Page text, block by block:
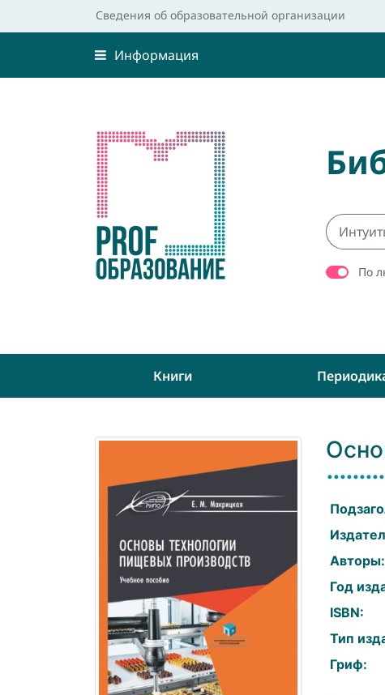
Сведения об образовательной организации
Информация
По
Книги
Авторы:
Год
ISBN:
Тип
Гриф: